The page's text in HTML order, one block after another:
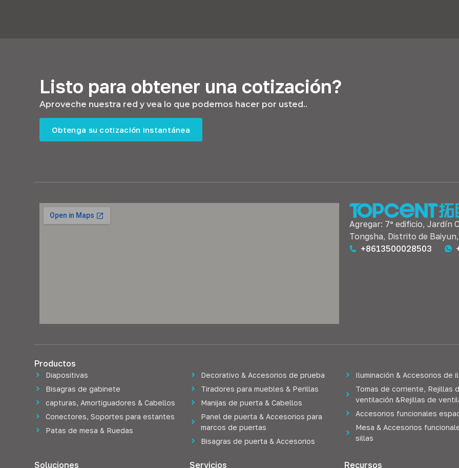
Listo para obtener una cotización?
Aproveche nuestra red y vea lo que podemos hacer por usted..
Obtenga su cotización instantánea
Agregar: 7º edificio, Jardín
Tongsha, Distrito de
+8613500028503
Productos
Diapositivas
Bisagras de gabinete
capturas, Amortiguadores & Cabellos
Conectores, Soportes para estantes
Patas de mesa & Ruedas
Decorativo & Accesorios de prueba
Tiradores para muebles & Perillas
Manijas de puerta & Cabellos
Panel de puerta & Accesorios para
marcos de puertas
Bisagras de puerta & Accesorios
Iluminación & Accesorios de
Tomas de corriente, Rejillas
ventilación &Rejillas de
Accesorios funcionales
Mesa & Accesorios
sillas
Soluciones Servicios Recursos